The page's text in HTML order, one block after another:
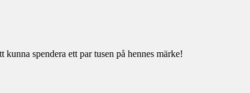
spendera ett par tusen på hennes märke!